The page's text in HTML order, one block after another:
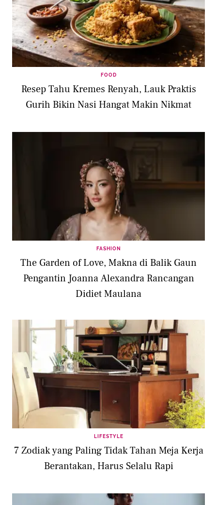
FOOD
Resep Tahu Kremes Renyah, Lauk Praktis
Gurih Bikin Nasi Hangat Makin Nikmat
FASHION
The Garden of Love, Makna di Balik Gaun
Pengantin Joanna Alexandra Rancangan
Didiet Maulana
LIFESTYLE
7 Zodiak yang Paling Tidak Tahan Meja Kerja
Berantakan, Harus Selalu Rapi